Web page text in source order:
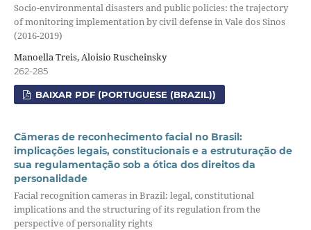
Socio-environmental disasters and public policies: the trajectory
of monitoring implementation by civil defense in Vale dos Sinos
(2016-2019)
Manoella Treis, Aloisio Ruscheinsky
262-285
BAIXAR PDF (PORTUGUESE (BRAZIL))
Câmeras de reconhecimento facial no Brasil:
implicações legais, constitucionais e a estruturação de
sua regulamentação sob a ótica dos direitos da
personalidade
Facial recognition cameras in Brazil: legal, constitutional
implications and the structuring of its regulation from the
perspective of personality rights